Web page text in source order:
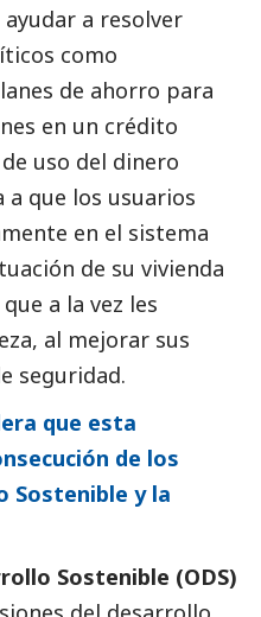
a resolver
como
de ahorro para
en un crédito
uso del dinero
que los usuarios
en el sistema
de su vivienda
a la vez les
al mejorar sus
seguridad.
que esta
de los
Sostenible y la
Sostenible (ODS)